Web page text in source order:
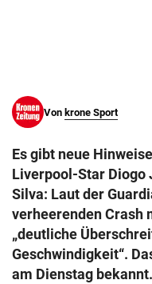
Von krone Sport
Es gibt neue
Liverpool-Star Diogo
Silva: Laut der
verheerenden Crash
„deutliche
Geschwindigkeit“.
am Dienstag bekannt.